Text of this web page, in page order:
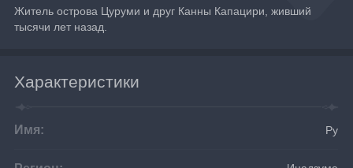
Житель острова Цуруми и друг Канны Капацири, живший
тысячи лет назад.
Характеристики
Имя: Ру